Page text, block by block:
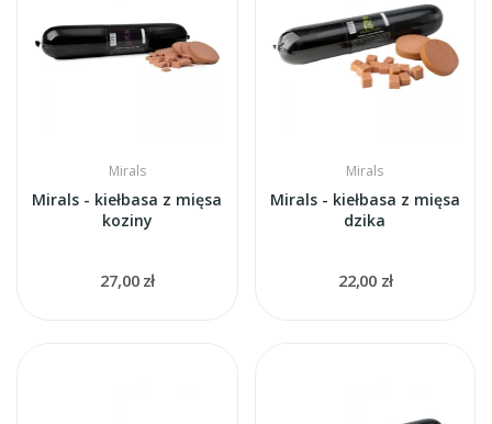
Mirals
Mirals - kiełbasa z mięsa
koziny
27,00 zł
Mirals
Mirals - kiełbasa z mięsa
dzika
22,00 zł